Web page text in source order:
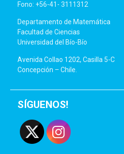
Fono: +56-41- 3111312
Departamento de Matemática
Facultad de Ciencias
Universidad del Bío-Bío
Avenida Collao 1202, Casilla 5-C
Concepción – Chile.
SÍGUENOS!